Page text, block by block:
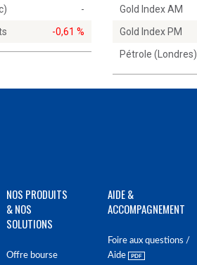
-
-0,61 %
Gold Index AM
Gold Index PM
Pétrole (Londres)
NOS PRODUITS
& NOS
SOLUTIONS
Offre bourse
AIDE &
ACCOMPAGNEMENT
Foire aux questions /
Aide